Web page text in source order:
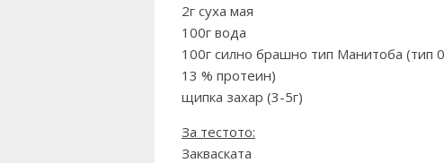
2г суха мая
100г вода
100г силно брашно тип Манитоба (тип
13 % протеин)
щипка захар (3-5г)
За тестото:
Закваската